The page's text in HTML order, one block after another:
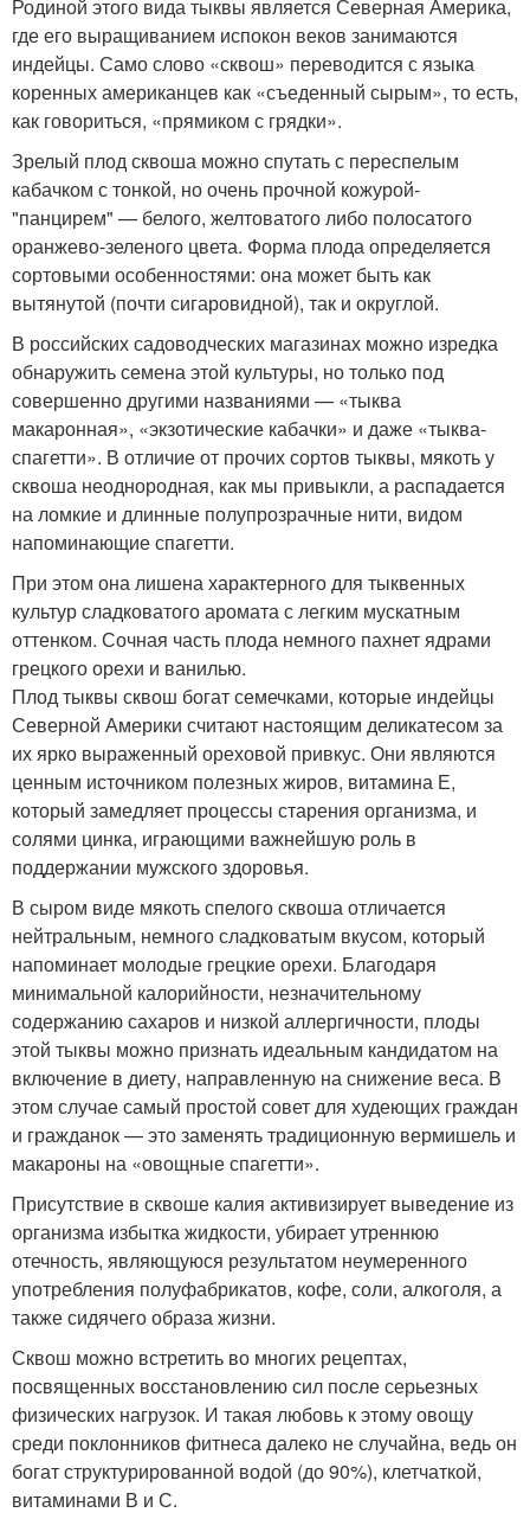
Родиной этого вида тыквы является Северная Америка,
где его выращиванием испокон веков занимаются
индейцы. Само слово «сквош» переводится с языка
коренных американцев как «съеденный сырым», то есть,
как говориться, «прямиком с грядки».
Зрелый плод сквоша можно спутать с переспелым
кабачком с тонкой, но очень прочной кожурой-
"панцирем" — белого, желтоватого либо полосатого
оранжево-зеленого цвета. Форма плода определяется
сортовыми особенностями: она может быть как
вытянутой (почти сигаровидной), так и округлой.
В российских садоводческих магазинах можно изредка
обнаружить семена этой культуры, но только под
совершенно другими названиями — «тыква
макаронная», «экзотические кабачки» и даже «тыква-
спагетти». В отличие от прочих сортов тыквы, мякоть у
сквоша неоднородная, как мы привыкли, а распадается
на ломкие и длинные полупрозрачные нити, видом
напоминающие спагетти.
При этом она лишена характерного для тыквенных
культур сладковатого аромата с легким мускатным
оттенком. Сочная часть плода немного пахнет ядрами
грецкого орехи и ванилью.
Плод тыквы сквош богат семечками, которые индейцы
Северной Америки считают настоящим деликатесом за
их ярко выраженный ореховой привкус. Они являются
ценным источником полезных жиров, витамина Е,
который замедляет процессы старения организма, и
солями цинка, играющими важнейшую роль в
поддержании мужского здоровья.
В сыром виде мякоть спелого сквоша отличается
нейтральным, немного сладковатым вкусом, который
напоминает молодые грецкие орехи. Благодаря
минимальной калорийности, незначительному
содержанию сахаров и низкой аллергичности, плоды
этой тыквы можно признать идеальным кандидатом на
включение в диету, направленную на снижение веса. В
этом случае самый простой совет для худеющих граждан
и гражданок — это заменять традиционную вермишель и
макароны на «овощные спагетти».
Присутствие в сквоше калия активизирует выведение из
организма избытка жидкости, убирает утреннюю
отечность, являющуюся результатом неумеренного
употребления полуфабрикатов, кофе, соли, алкоголя, а
также сидячего образа жизни.
Сквош можно встретить во многих рецептах,
посвященных восстановлению сил после серьезных
физических нагрузок. И такая любовь к этому овощу
среди поклонников фитнеса далеко не случайна, ведь он
богат структурированной водой (до 90%), клетчаткой,
витаминами В и С.